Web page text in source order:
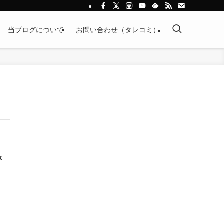
当ブログについて お問い合わせ（タレコミ）